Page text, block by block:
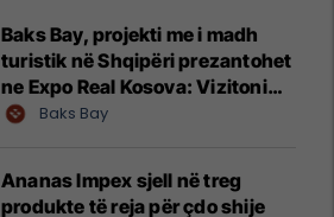
Baks Bay, projekti me i madh
turistik në Shqipëri prezantohet
ne Expo Real Kosova: Vizitoni
shtandin dhe zbuloni
Baks Bay
Ananas Impex sjell në treg
produkte të reja për çdo shije